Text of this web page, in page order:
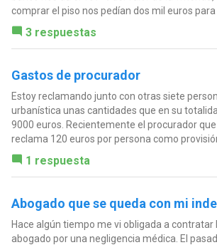
comprar el piso nos pedían dos mil euros para
3 respuestas
Gastos de procurador
Estoy reclamando junto con otras siete
urbanística unas cantidades que en su
9000 euros. Recientemente el procurador
reclama 120 euros por persona como
1 respuesta
Abogado que se queda con mi
Hace algún tiempo me vi obligada a contratar
abogado por una negligencia médica. El